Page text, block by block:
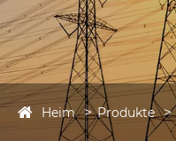
Heim Produkte